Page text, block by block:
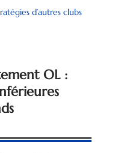
d’autres clubs
OL :